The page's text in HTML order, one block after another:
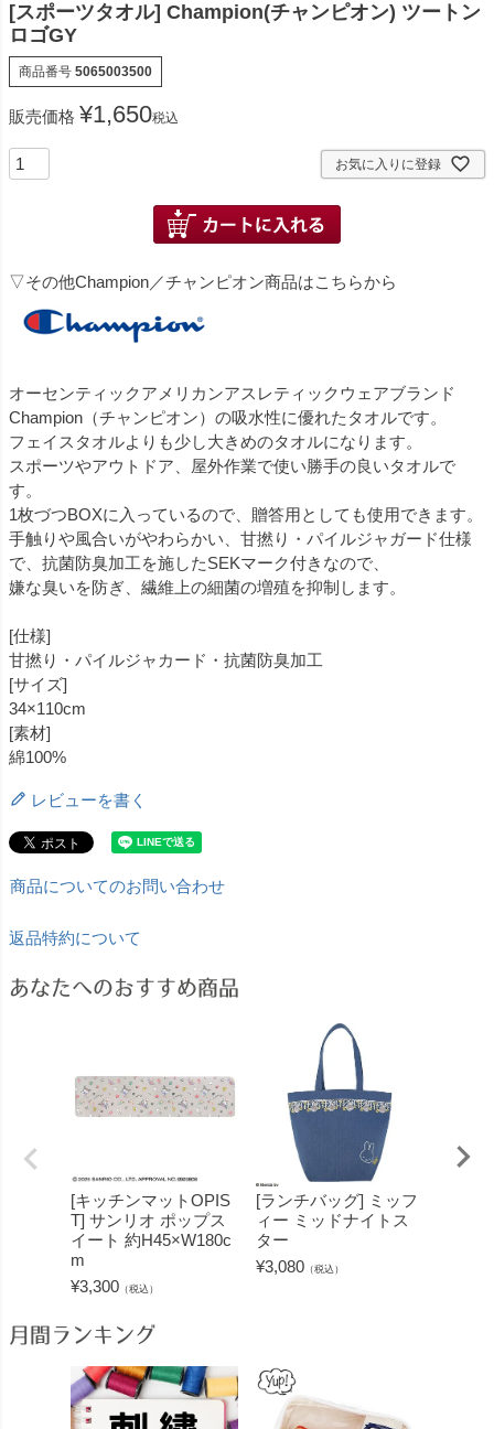
[スポーツタオル] Champion(チャンピオン) ツートン
ロゴGY
商品番号 5065003500
販売価格 ¥1,650税込
お気に入りに登録
▽その他Champion／チャンピオン商品はこちらから
オーセンティックアメリカンアスレティックウェアブランド
Champion（チャンピオン）の吸水性に優れたタオルです。
フェイスタオルよりも少し大きめのタオルになります。
スポーツやアウトドア、屋外作業で使い勝手の良いタオルで
す。
1枚づつBOXに入っているので、贈答用としても使用できます。
手触りや風合いがやわらかい、甘撚り・パイルジャガード仕様
で、抗菌防臭加工を施したSEKマーク付きなので、
嫌な臭いを防ぎ、繊維上の細菌の増殖を抑制します。
[仕様]
甘撚り・パイルジャカード・抗菌防臭加工
[サイズ]
34×110cm
[素材]
綿100%
レビューを書く
商品についてのお問い合わせ
返品特約について
あなたへのおすすめ商品
[キッチンマットOPIS
T] サンリオ ポップス
イート 約H45×W180c
m
¥3,300 （税込）
[ランチバッグ] ミッフ
ィー ミッドナイトス
ター
¥3,080 （税込）
月間ランキング